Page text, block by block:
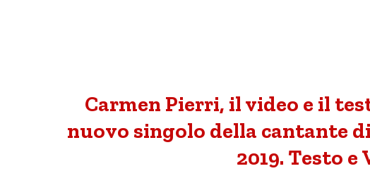
Carmen Pierri, il video e il
nuovo singolo della cantante
2019. Testo e